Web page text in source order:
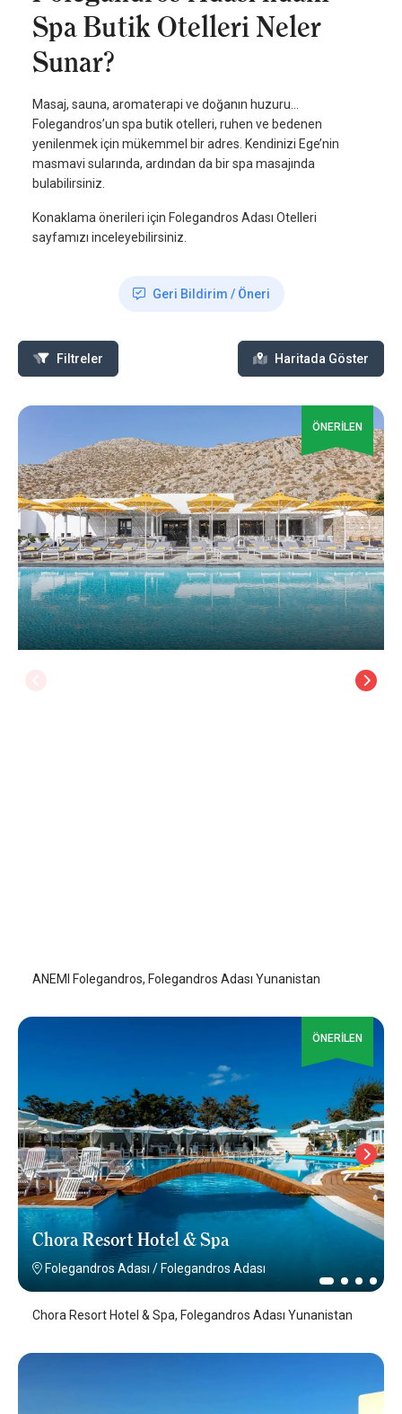
Spa Butik Otelleri Neler
Sunar?
Masaj, sauna, aromaterapi ve doğanın huzuru…
Folegandros’un spa butik otelleri, ruhen ve bedenen
yenilenmek için mükemmel bir adres. Kendinizi Ege’nin
masmavi sularında, ardından da bir spa masajında
bulabilirsiniz.
Konaklama önerileri için Folegandros Adası Otelleri
sayfamızı inceleyebilirsiniz.
Geri Bildirim / Öneri
Filtreler Haritada Göster
ÖNERİLEN
ANEMI Folegandros, Folegandros Adası Yunanistan
Chora Resort Hotel & Spa
Folegandros Adası / Folegandros Adası
ÖNERİLEN
Chora Resort Hotel & Spa, Folegandros Adası Yunanistan